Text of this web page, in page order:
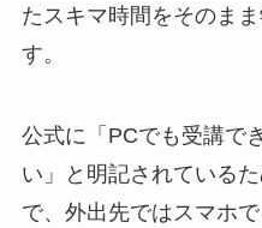
たスキマ時間をそのま
す。
公式に「PCでも受講で
い」と明記されている
で、外出先ではスマホ